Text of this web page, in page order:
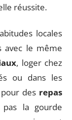
réussite.
locales
avec le même
, loger chez
ou dans les
des repas
pas la gourde